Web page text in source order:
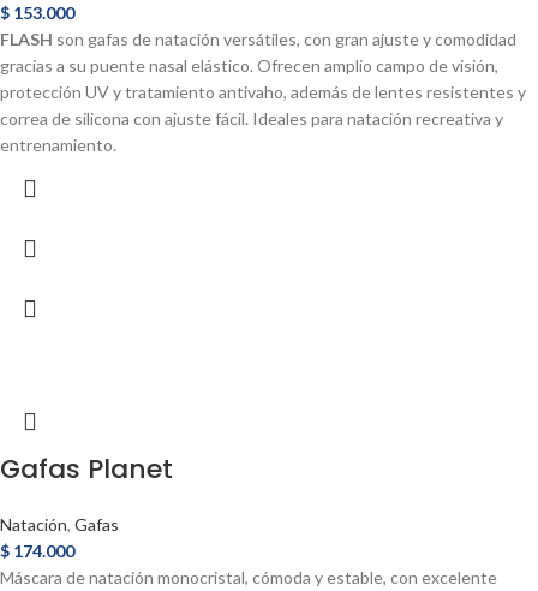
$ 153.000
FLASH son gafas de natación versátiles, con gran ajuste y comodidad
gracias a su puente nasal elástico. Ofrecen amplio campo de visión,
protección UV y tratamiento antivaho, además de lentes resistentes y
correa de silicona con ajuste fácil. Ideales para natación recreativa y
entrenamiento.
Gafas Planet
Natación, Gafas
$ 174.000
Máscara de natación monocristal, cómoda y estable, con excelente